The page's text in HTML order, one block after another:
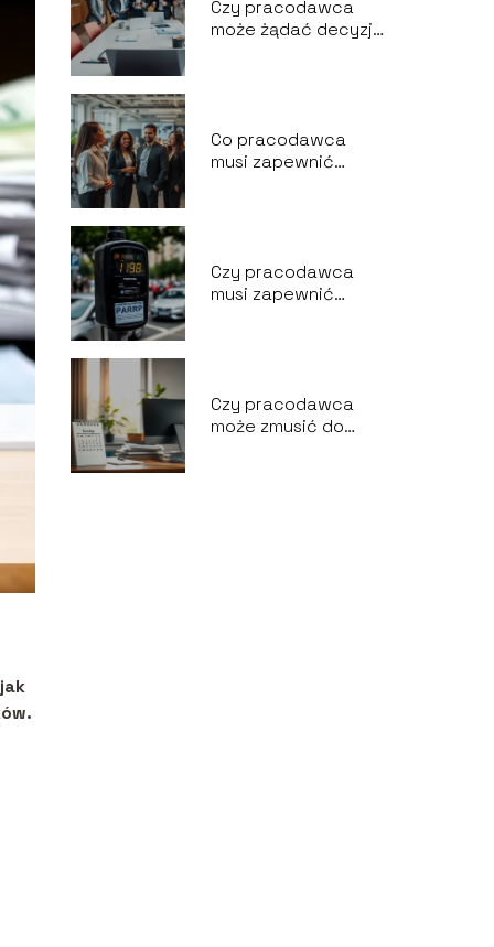
Czy pracodawca
może żądać decyzji
Co pracodawca
musi zapewnić
Czy pracodawca
musi zapewnić
Czy pracodawca
może zmusić do